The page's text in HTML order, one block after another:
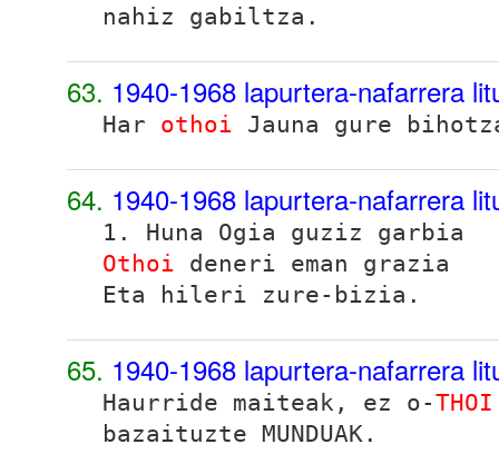
nahiz gabiltza.
63. 1940-1968 lapurtera-nafarrera
Har othoi Jauna gure
64. 1940-1968 lapurtera-nafarrera
1. Huna Ogia guziz garbia
Othoi deneri eman grazia
Eta hileri zure-bizia.
65. 1940-1968 lapurtera-nafarrera
Haurride maiteak, ez o-THOI
bazaituzte MUNDUAK.